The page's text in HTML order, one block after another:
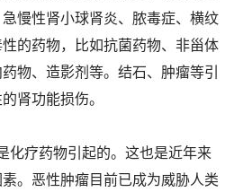
慢性肾小球肾炎、脓毒症、横纹
的药物，比如抗菌药物、非甾体
物、造影剂等。结石、肿瘤等引
肾功能损伤。
疗药物引起的。这也是近年来
。恶性肿瘤目前已成为威胁人类